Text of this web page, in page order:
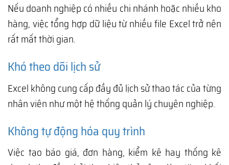
Nếu doanh nghiệp có nhiều chi nhánh hoặc nhiều kho
hàng, việc tổng hợp dữ liệu từ nhiều file Excel trở nên
rất mất thời gian.
Khó theo dõi lịch sử
Excel không cung cấp đầy đủ lịch sử thao tác của từng
nhân viên như một hệ thống quản lý chuyên nghiệp.
Không tự động hóa quy trình
Việc tạo báo giá, đơn hàng, kiểm kê hay thống kê